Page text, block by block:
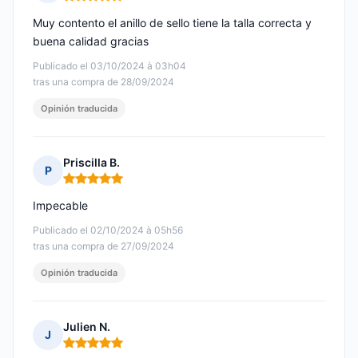
Publicado el 03/10/2024 à 03h04
tras una compra de 28/09/2024
Muy contento el anillo de sello tiene la talla correcta y
buena calidad gracias
Opinión traducida
P
Priscilla B.
Nota: 5 de 5
Publicado el 02/10/2024 à 05h56
tras una compra de 27/09/2024
Impecable
Opinión traducida
J
Julien N.
Nota: 5 de 5